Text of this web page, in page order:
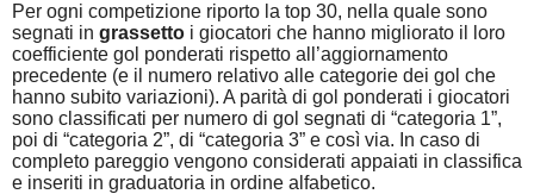
Per ogni competizione riporto la top 30, nella quale sono
segnati in grassetto i giocatori che hanno migliorato il loro
coefficiente gol ponderati rispetto all’aggiornamento
precedente (e il numero relativo alle categorie dei gol che
hanno subito variazioni). A parità di gol ponderati i giocatori
sono classificati per numero di gol segnati di “categoria 1”,
poi di “categoria 2”, di “categoria 3” e così via. In caso di
completo pareggio vengono considerati appaiati in classifica
e inseriti in graduatoria in ordine alfabetico.